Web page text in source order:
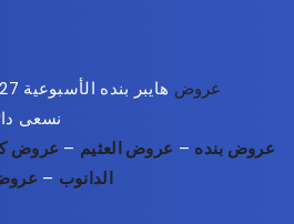
عروض هايبر بنده الأسبوعية 27 مارس 2024 الموافق 17 رمضان 1445 عروض مقاضي رمضان بدون ضريبة
نسعى
عروض بنده – عروض العثيم – عروض
الدانوب –